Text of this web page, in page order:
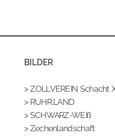
BILDER
>ZOLLVEREIN Schacht
> RUHR.LAND
> SCHWARZ-WEIß
>Zechenlandschaft